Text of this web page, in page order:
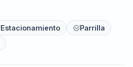
Estacionamiento
Parrilla